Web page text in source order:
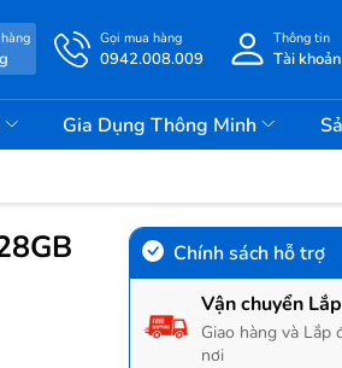
Gọi mua hàng
0942.008.009
Thông tin
Tài khoản
Gia Dụng Thông Minh
Chính sách hỗ trợ
Vận chuyển
Giao hàng và Lắp
nơi